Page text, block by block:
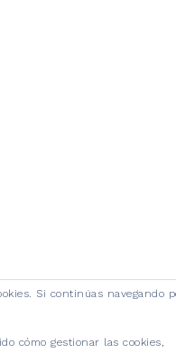
Si continúas navegando
cómo gestionar las cookies,